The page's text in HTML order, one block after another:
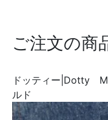
ご注文の商
ドッティー|Dotty
ルド